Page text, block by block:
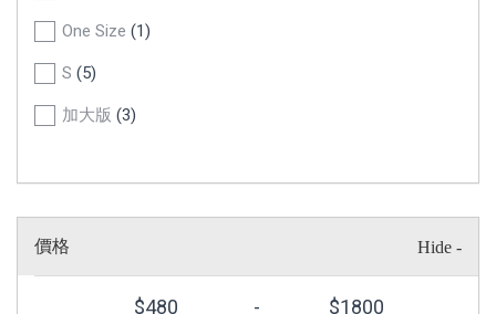
One Size (1)
S (5)
加大版 (3)
價格
$480 - $1800